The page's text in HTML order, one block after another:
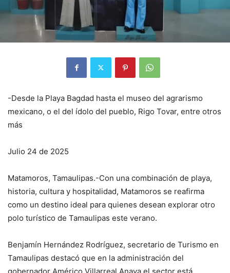
-Desde la Playa Bagdad hasta el museo del agrarismo
mexicano, o el del ídolo del pueblo, Rigo Tovar, entre otros
más
Julio 24 de 2025
Matamoros, Tamaulipas.-Con una combinación de playa,
historia, cultura y hospitalidad, Matamoros se reafirma
como un destino ideal para quienes desean explorar otro
polo turístico de Tamaulipas este verano.
Benjamín Hernández Rodríguez, secretario de Turismo en
Tamaulipas destacó que en la administración del
gobernador Américo Villarreal Anaya el sector está